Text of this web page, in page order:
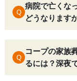
Q
病院で亡くな
どうなります
Q
コープの家族
るには？深夜